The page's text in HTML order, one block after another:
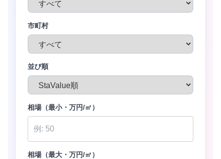
市町村
並び順
相場（最小・万円/㎡）
相場（最大・万円/㎡）